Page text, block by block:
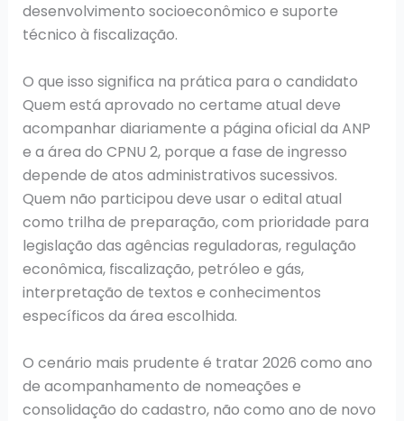
desenvolvimento socioeconômico e suporte
técnico à fiscalização.
O que isso significa na prática para o candidato
Quem está aprovado no certame atual deve
acompanhar diariamente a página oficial da ANP
e a área do CPNU 2, porque a fase de ingresso
depende de atos administrativos sucessivos.
Quem não participou deve usar o edital atual
como trilha de preparação, com prioridade para
legislação das agências reguladoras, regulação
econômica, fiscalização, petróleo e gás,
interpretação de textos e conhecimentos
específicos da área escolhida.
O cenário mais prudente é tratar 2026 como ano
de acompanhamento de nomeações e
consolidação do cadastro, não como ano de novo